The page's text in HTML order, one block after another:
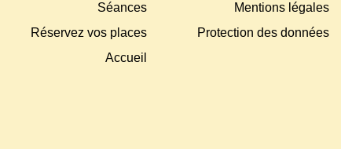
Séances
Réservez vos places
Accueil
Mentions légales
Protection des données